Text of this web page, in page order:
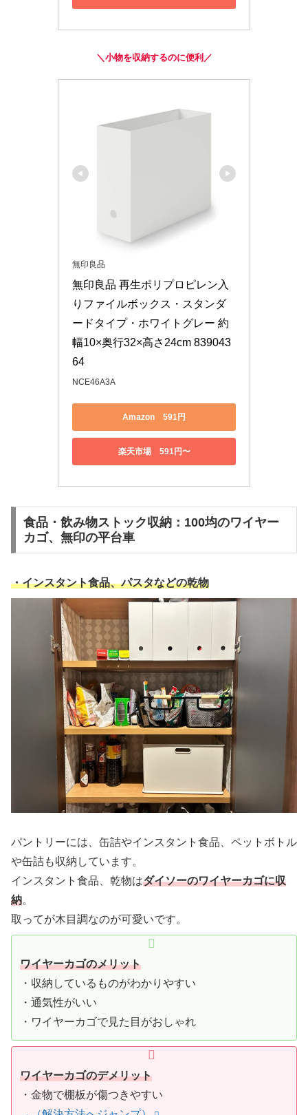
＼小物を収納するのに便利／
無印良品
無印良品 再生ポリプロピレン入
りファイルボックス・スタンダ
ードタイプ・ホワイトグレー 約
幅10×奥行32×高さ24cm 839043
64
NCE46A3A
Amazon 591円
楽天市場 591円〜
食品・飲み物ストック収納：100均のワイヤー
カゴ、無印の平台車
・インスタント食品、パスタなどの乾物
パントリーには、缶詰やインスタント食品、ペットボトル
や缶詰も収納しています。
インスタント食品、乾物はダイソーのワイヤーカゴに収
納。
取ってが木目調なのが可愛いです。
ワイヤーカゴのメリット
・収納しているものがわかりやすい
・通気性がいい
・ワイヤーカゴで見た目がおしゃれ
ワイヤーカゴのデメリット
・金物で棚板が傷つきやすい